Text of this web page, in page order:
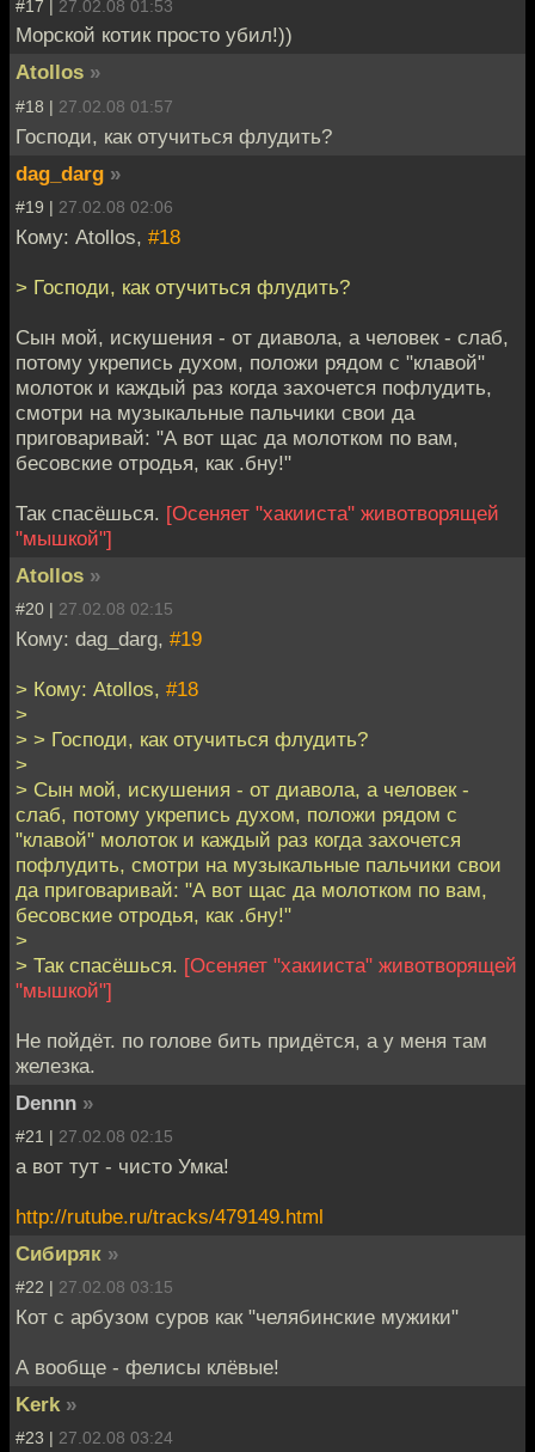
#17 | 27.02.08 01:53
Морской котик просто убил!))
Atollos »
#18 | 27.02.08 01:57
Господи, как отучиться флудить?
dag_darg »
#19 | 27.02.08 02:06
Кому: Atollos, #18
> Господи, как отучиться флудить?
Сын мой, искушения - от диавола, а человек - слаб,
потому укрепись духом, положи рядом с "клавой"
молоток и каждый раз когда захочется пофлудить,
смотри на музыкальные пальчики свои да
приговаривай: "А вот щас да молотком по вам,
бесовские отродья, как .бну!"
Так спасёшься. [Осеняет "хакииста" животворящей
"мышкой"]
Atollos »
#20 | 27.02.08 02:15
Кому: dag_darg, #19
> Кому: Atollos, #18
>
> > Господи, как отучиться флудить?
>
> Сын мой, искушения - от диавола, а человек -
слаб, потому укрепись духом, положи рядом с
"клавой" молоток и каждый раз когда захочется
пофлудить, смотри на музыкальные пальчики свои
да приговаривай: "А вот щас да молотком по вам,
бесовские отродья, как .бну!"
>
> Так спасёшься. [Осеняет "хакииста" животворящей
"мышкой"]
Не пойдёт. по голове бить придётся, а у меня там
железка.
Dennn »
#21 | 27.02.08 02:15
а вот тут - чисто Умка!
http://rutube.ru/tracks/479149.html
Сибиряк »
#22 | 27.02.08 03:15
Кот с арбузом суров как "челябинские мужики"
А вообще - фелисы клёвые!
Kerk »
#23 | 27.02.08 03:24